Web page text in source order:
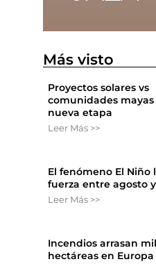
Más visto
Proyectos solares vs
comunidades
nueva etapa
Leer Más >>
El fenómeno El Niño
fuerza entre agosto
Leer Más >>
Incendios arrasan
hectáreas en Europa